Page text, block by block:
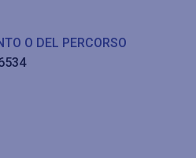
O DEL PERCORSO